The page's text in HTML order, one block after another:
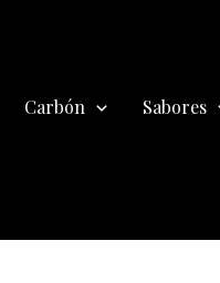
Carbón Sabores